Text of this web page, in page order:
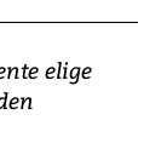
elige